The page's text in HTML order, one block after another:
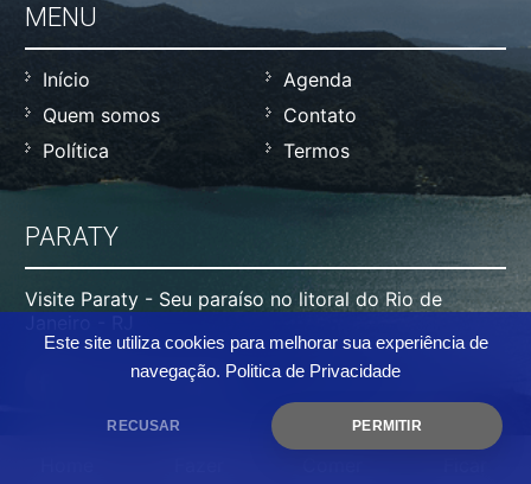
Este site utiliza cookies para melhorar sua experiência de
navegação. Politica de Privacidade
RECUSAR PERMITIR
MENU
Início
Agenda
Quem somos
Contato
Política
Termos
PARATY
Visite Paraty - Seu paraíso no litoral do Rio de